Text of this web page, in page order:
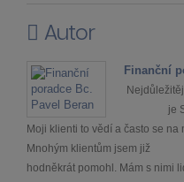
Autor
Finanční
je
Moji klienti to vědí a často se na
Mnohým klientům jsem již
hodněkrát pomohl. Mám s nimi